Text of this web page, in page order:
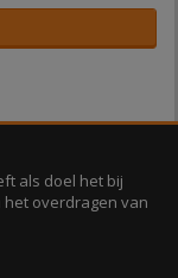
als doel het bij
overdragen van